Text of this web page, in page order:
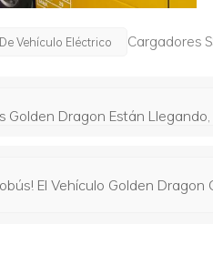
Vehículo Eléctrico Cargadores
Golden Dragon Están
El Vehículo Golden